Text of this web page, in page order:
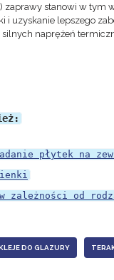
zaprawy stanowi w tym
i uzyskanie lepszego
naprężeń
płytek na
zależności od
DO GLAZURY